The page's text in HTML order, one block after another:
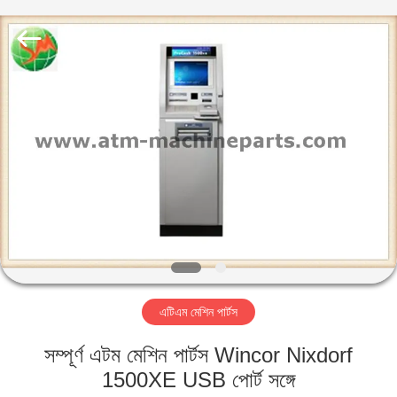
কারখানা
International
Trade
Co.,Ltd..
Rights
Reserved.
এটিএম মেশিন পার্টস
সম্পূর্ণ এটম মেশিন পার্টস Wincor Nixdorf
1500XE USB পোর্ট সঙ্গে